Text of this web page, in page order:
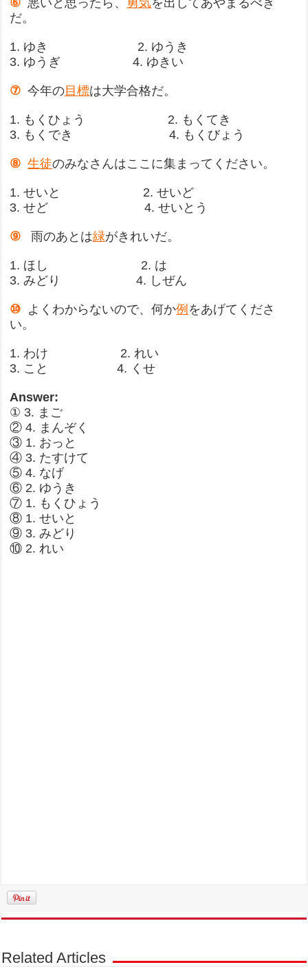
⑥ 悪いと思ったら、 勇気を出してあやまるべき
だ。
1. ゆき 2. ゆうき
3. ゆうぎ 4. ゆきい
⑦ 今年の目標は大学合格だ。
1. もくひょう 2. もくてき
3. もくでき 4. もくびょう
⑧ 生徒のみなさんはここに集まってください。
1. せいと 2. せいど
3. せど 4. せいとう
⑨ 雨のあとは緑がきれいだ。
1. ほし 2. は
3. みどり 4. しぜん
⑩ よくわからないので、何か例 をあげてくださ
い。
1. わけ 2. れい
3. こと 4. くせ
Answer:
① 3. まご
② 4. まんぞく
③ 1. おっと
④ 3. たすけて
⑤ 4. なげ
⑥ 2. ゆうき
⑦ 1. もくひょう
⑧ 1. せいと
⑨ 3. みどり
⑩ 2. れい
Related Articles